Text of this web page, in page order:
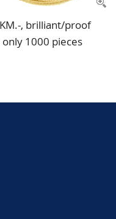
, brilliant/proof
1000 pieces